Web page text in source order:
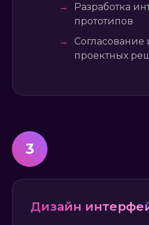
→
Разработка
прототипов
→
проектных
3
Дизайн